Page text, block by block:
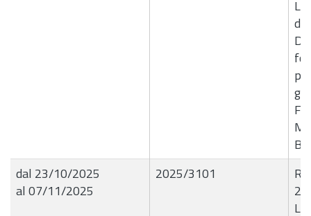
dal 23/10/2025
al 07/11/2025
2025/3101